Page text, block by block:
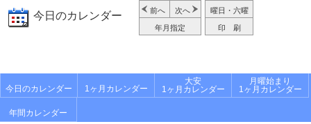
今日のカレンダー 前へ 次へ
年月指定
曜日・六曜
印 刷
今日のカレンダー 1ヶ月カレンダー
大安
1ヶ月カレンダー
月曜始まり
1ヶ月カレンダー
年間カレンダー